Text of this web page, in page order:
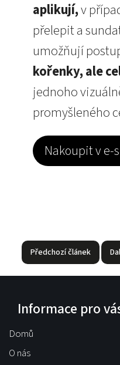
aplikují,v
přelepit a
umožňují
kořenky, ale
jednoho
promyšleného
Nakoupit v e-
Předchozí článek
Informace pro
Domů
O nás